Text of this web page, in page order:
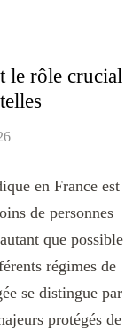
le rôle crucial
en France est
de personnes
que possible
régimes de
se distingue par
protégés de